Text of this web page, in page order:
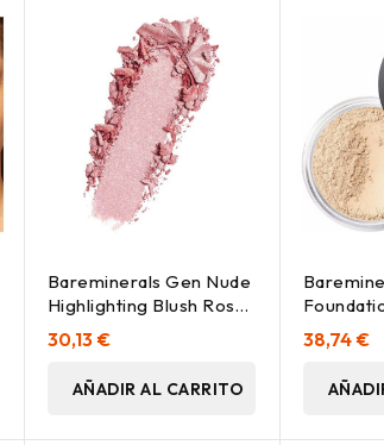
Bareminerals Gen Nude
Highlighting Blush Rose
Glow 3.8G
30,13 €
AÑADIR AL CARRITO
8G
38,74 €